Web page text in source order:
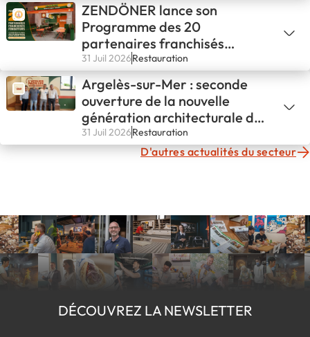
ZENDÖNER lance son
Programme des 20
partenaires franchisés
fondateurs
31 Juil 2026Restauration
Argelès-sur-Mer : seconde
ouverture de la nouvelle
génération architecturale de
L'ATELIER PAPILLES !
31 Juil 2026Restauration
D'autres actualités du secteur
DÉCOUVREZ LA NEWSLETTER